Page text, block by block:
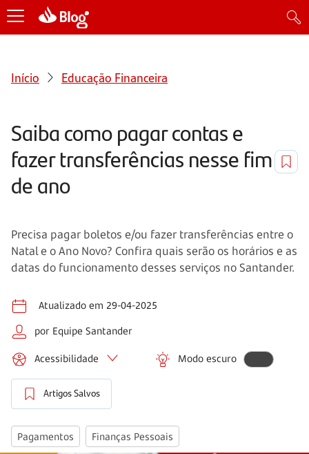
Início Educação Financeira
Saiba como pagar contas e
fazer transferências nesse fim
de ano
Precisa pagar boletos e/ou fazer transferências entre o
Natal e o Ano Novo? Confira quais serão os horários e as
datas do funcionamento desses serviços no Santander.
Atualizado em 29-04-2025
por Equipe Santander
Acessibilidade Modo escuro
Artigos Salvos
Pagamentos Finanças Pessoais